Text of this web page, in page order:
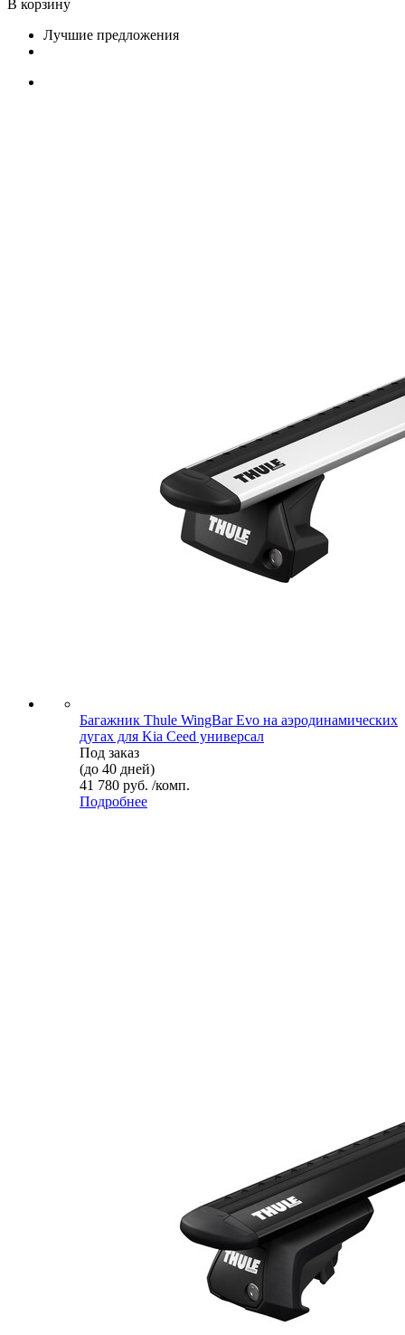
В корзину
Лучшие предложения
Багажник Thule WingBar Evo на аэродинамических
дугах для Kia Ceed универсал
Под заказ
(до 40 дней)
41 780 руб. /комп.
Подробнее